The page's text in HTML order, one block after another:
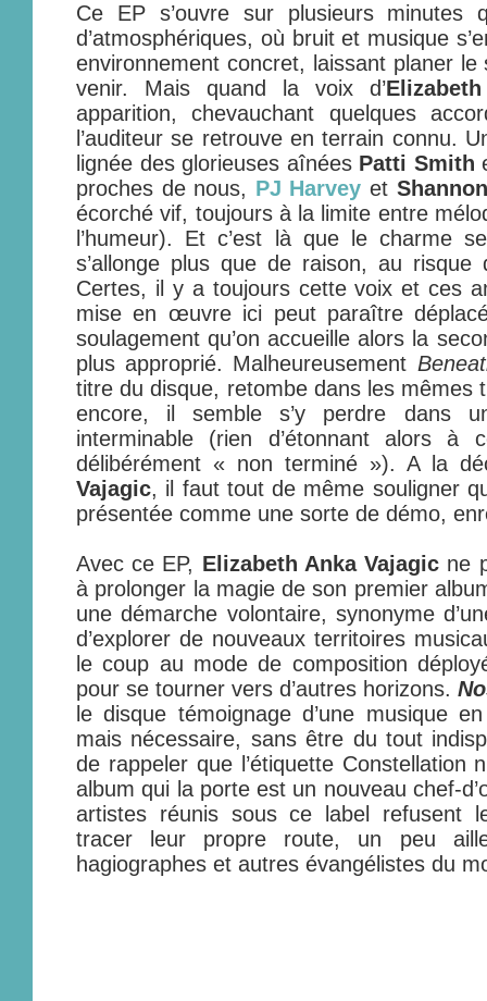
Ce EP s’ouvre sur plusieurs minutes
d’atmosphériques, où bruit et musique
environnement concret, laissant planer
venir. Mais quand la voix d’
apparition, chevauchant quelques
l’auditeur se retrouve en terrain connu.
lignée des glorieuses aînées Patti Smith
proches de nous, PJ Harvey et
écorché vif, toujours à la limite entre
l’humeur). Et c’est là que le charme
s’allonge plus que de raison, au risque
Certes, il y a toujours cette voix et ces
mise en œuvre ici peut paraître
soulagement qu’on accueille alors la
plus approprié. Malheureusement
titre du disque, retombe dans les mêmes
encore, il semble s’y perdre dans
interminable (rien d’étonnant alors à
délibérément « non terminé »). A la
Vajagic, il faut tout de même souligner
présentée comme une sorte de démo,
Avec ce EP, Elizabeth Anka Vajagic ne
à prolonger la magie de son premier
une démarche volontaire, synonyme
d’explorer de nouveaux territoires
le coup au mode de composition
pour se tourner vers d’autres horizons.
le disque témoignage d’une musique
mais nécessaire, sans être du tout
de rappeler que l’étiquette Constellation
album qui la porte est un nouveau chef-
artistes réunis sous ce label refusent
tracer leur propre route, un peu
hagiographes et autres évangélistes du